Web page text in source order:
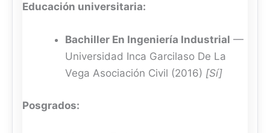
Educación universitaria:
Bachiller En Ingeniería Industrial —
Universidad Inca Garcilaso De La
Vega Asociación Civil (2016) [Sí]
Posgrados: